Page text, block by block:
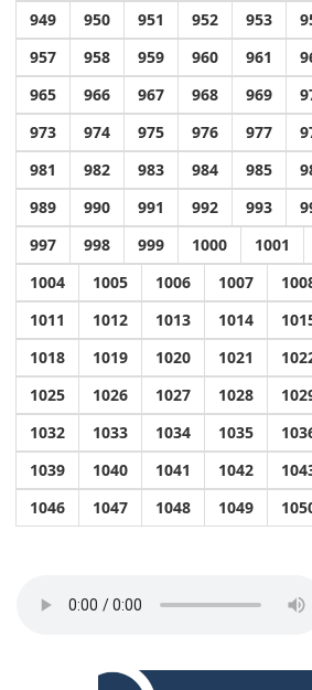
949 950 951 952 953
957
958 959 960 961
965
966 967 968 969
973
974 975 976 977
981
982 983 984 985
989
990 991 992 993
997
998 999 1000 1001
1004
1005 1006 1007
1011
1012 1013 1014
1018
1019 1020 1021
1025
1026 1027 1028
1032
1033 1034 1035
1039
1040 1041 1042
1046
1047 1048 1049